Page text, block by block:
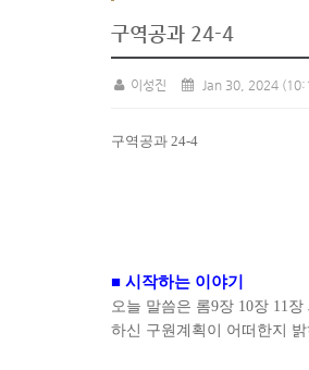
구역공과 24-4
이성진 Jan 30, 2024
구역공과 24-4
■ 시작하는 이야기
오늘 말씀은 롬9장 10장 11장
하신 구원계획이 어떠한지